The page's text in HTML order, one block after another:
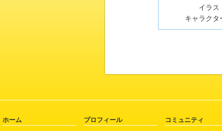
イラス
キャラクタ
ホーム プロフィール コミュニティ